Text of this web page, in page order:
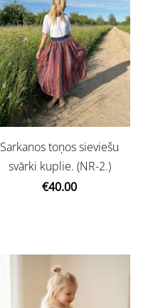
Sarkanos toņos sieviešu
svārki kuplie. (NR-2.)
€40.00